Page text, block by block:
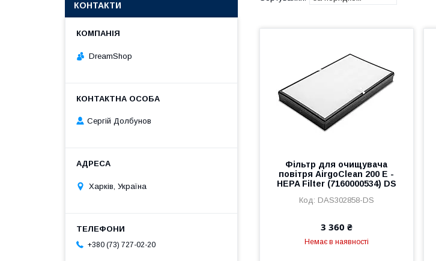
Фільтр для очищувача
повітря AirgoClean 200 E -
HEPA Filter (7160000534) DS
DAS302858-DS
3 360 ₴
Немає в наявності
КОНТАКТИ
DreamShop
Сергій Долбунов
Харків, Україна
+380 (73) 727-02-20